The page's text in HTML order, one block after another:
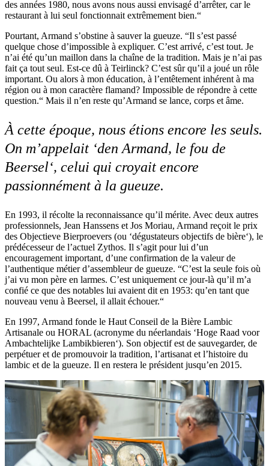
des années 1980, nous avons nous aussi envisagé d’arrêter, car le
restaurant à lui seul fonctionnait extrêmement bien.“
Pourtant, Armand s’obstine à sauver la gueuze. “Il s’est passé
quelque chose d’impossible à expliquer. C’est arrivé, c’est tout. Je
n’ai été qu’un maillon dans la chaîne de la tradition. Mais je n’ai pas
fait ça tout seul. Est-ce dû à Teirlinck? C’est sûr qu’il a joué un rôle
important. Ou alors à mon éducation, à l’entêtement inhérent à ma
région ou à mon caractère flamand? Impossible de répondre à cette
question.“ Mais il n’en reste qu’Armand se lance, corps et âme.
À cette époque, nous étions encore les seuls.
On m’appelait ‘den Armand, le fou de
Beersel‘, celui qui croyait encore
passionnément à la gueuze.
En 1993, il récolte la reconnaissance qu’il mérite. Avec deux autres
professionnels, Jean Hanssens et Jos Moriau, Armand reçoit le prix
des Objectieve Bierproevers (ou ‘dégustateurs objectifs de bière‘), le
prédécesseur de l’actuel Zythos. Il s’agit pour lui d’un
encouragement important, d’une confirmation de la valeur de
l’authentique métier d’assembleur de gueuze. “C’est la seule fois où
j’ai vu mon père en larmes. C’est uniquement ce jour-là qu’il m’a
confié ce que des notables lui avaient dit en 1953: qu’en tant que
nouveau venu à Beersel, il allait échouer.“
En 1997, Armand fonde le Haut Conseil de la Bière Lambic
Artisanale ou HORAL (acronyme du néerlandais ‘Hoge Raad voor
Ambachtelijke Lambikbieren‘). Son objectif est de sauvegarder, de
perpétuer et de promouvoir la tradition, l’artisanat et l’histoire du
lambic et de la gueuze. Il en restera le président jusqu’en 2015.